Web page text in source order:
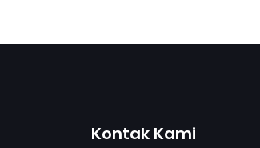
Kontak Kami